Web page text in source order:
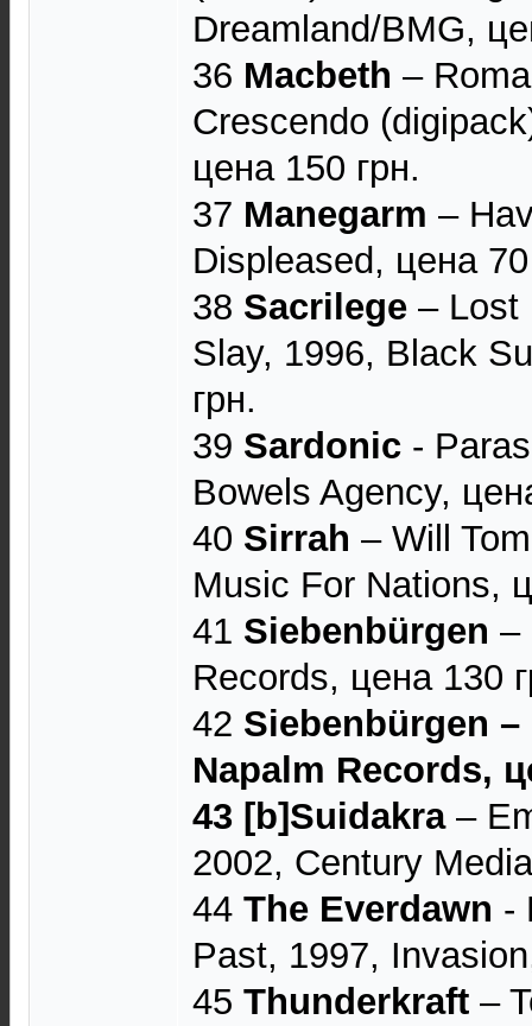
Dreamland/BMG,
36 Macbeth ‎–
Crescendo
цена 150 грн.
37 Manegarm ‎–
Displeased, цена
38 Sacrilege ‎– Lost
Slay, 1996, Black
грн.
39 Sardonic -
Bowels Agency,
40 Sirrah ‎– Will
Music For Nations,
41 Siebenbürgen ‎–
Records, цена 130
42 Siebenbürgen ‎–
Napalm Records,
43 [b]Suidakra‎–
2002, Century
44 The Everdawn -
Past, 1997,
45 Thunderkraft ‎–